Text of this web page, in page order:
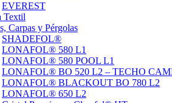
EVEREST
Textil
Carpas y Pérgolas
SHADEFOL®
LONAFOL® 580 L1
LONAFOL® 580 POOL L1
LONAFOL® BO 520 L2 – TECHO
LONAFOL® BLACKOUT BO 780 L2
LONAFOL® 650 L2